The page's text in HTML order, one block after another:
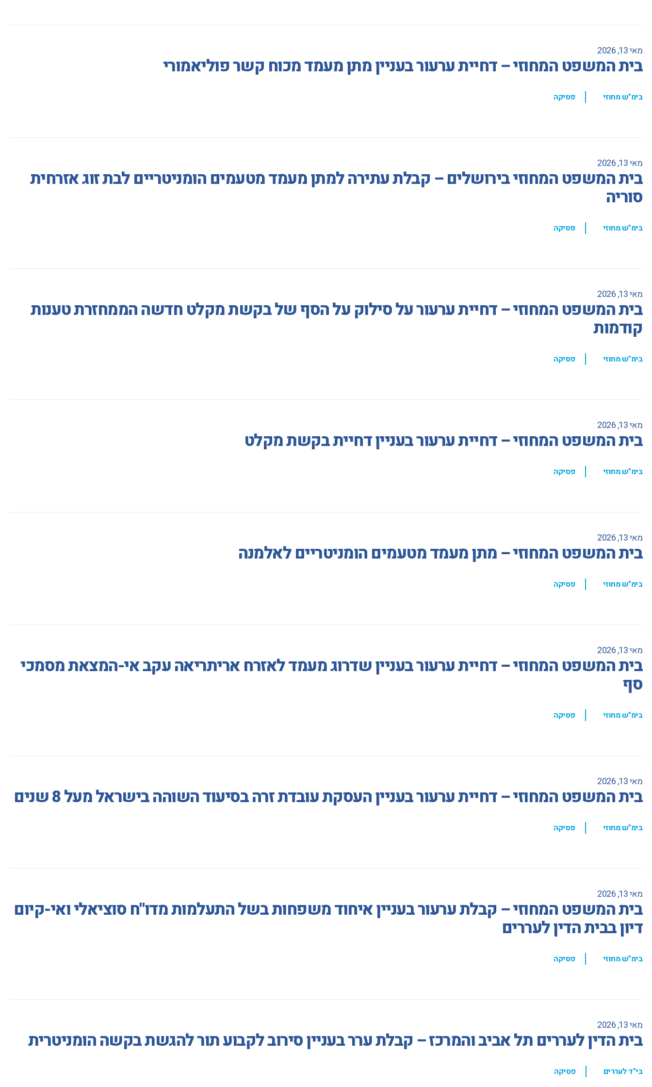
מאי 13, 2026
בית המשפט המחוזי – דחיית ערעור בעניין מתן מעמד מכוח קשר פוליאמורי
בימ"ש מחוזי , פסיקה
מאי 13, 2026
בית המשפט המחוזי בירושלים – קבלת עתירה למתן מעמד מטעמים הומניטריים לבת זוג אזרחית
סוריה
בימ"ש מחוזי , פסיקה
מאי 13, 2026
בית המשפט המחוזי – דחיית ערעור על סילוק על הסף של בקשת מקלט חדשה הממחזרת טענות
קודמות
בימ"ש מחוזי , פסיקה
מאי 13, 2026
בית המשפט המחוזי – דחיית ערעור בעניין דחיית בקשת מקלט
בימ"ש מחוזי , פסיקה
מאי 13, 2026
בית המשפט המחוזי – מתן מעמד מטעמים הומניטריים לאלמנה
בימ"ש מחוזי , פסיקה
מאי 13, 2026
בית המשפט המחוזי – דחיית ערעור בעניין שדרוג מעמד לאזרח אריתריאה עקב אי-המצאת מסמכי
סף
בימ"ש מחוזי , פסיקה
מאי 13, 2026
בית המשפט המחוזי – דחיית ערעור בעניין העסקת עובדת זרה בסיעוד השוהה בישראל מעל 8 שנים
בימ"ש מחוזי , פסיקה
מאי 13, 2026
בית המשפט המחוזי – קבלת ערעור בעניין איחוד משפחות בשל התעלמות מדו"ח סוציאלי ואי-קיום
דיון בבית הדין לעררים
בימ"ש מחוזי , פסיקה
מאי 13, 2026
בית הדין לעררים תל אביב והמרכז – קבלת ערר בעניין סירוב לקבוע תור להגשת בקשה הומניטרית
בי"ד לעררים , פסיקה